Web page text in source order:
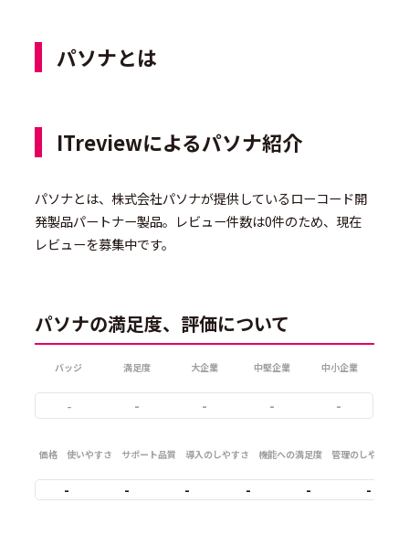
パソナとは
ITreviewによるパソナ紹介
パソナとは、株式会社パソナが提供しているローコード開
発製品パートナー製品。レビュー件数は0件のため、現在
レビューを募集中です。
パソナの満足度、評価について
バッジ 満足度 大企業 中堅企業 中小企業
- - - - -
価格 使いやすさ サポート品質 導入のしやすさ 機能への満足度 管理のしやすさ
- - - - - -